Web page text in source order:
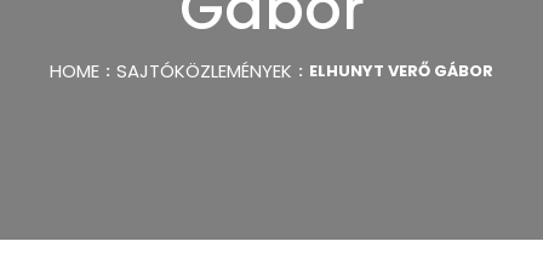
HOME SAJTÓKÖZLEMÉNYEK ELHUNYT VERŐ GÁBOR